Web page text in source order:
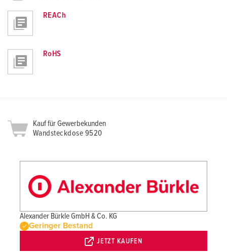
REACh
RoHS
Kauf für Gewerbekunden
Wandsteckdose 9520
Alexander Bürkle GmbH & Co. KG
Geringer Bestand
JETZT KAUFEN